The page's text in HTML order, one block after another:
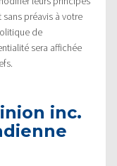
préavis à votre
de
sera affichée
inc.